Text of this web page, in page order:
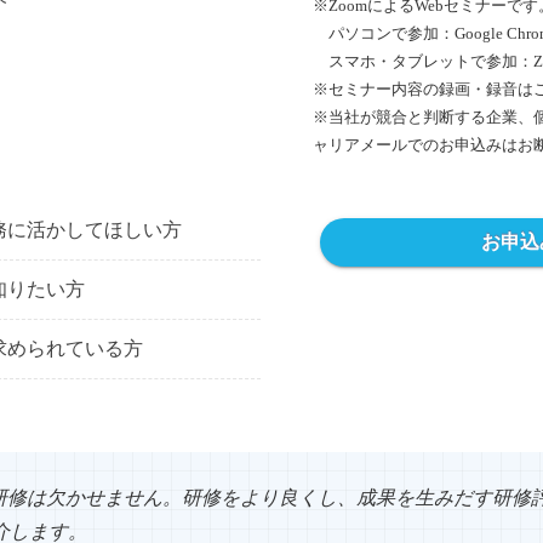
に活かしてほしい方
りたい方
められている方
※ZoomによるWebセミナーで
パソコンで参加：Google
スマホ・タブレットで参加：
※セミナー内容の録画・録音は
※ 当社が競合と判断する企業、
ャリアメールでのお申込みはお
お申
は欠かせません。研修をより良くし、成果を生みだす研修
ます。